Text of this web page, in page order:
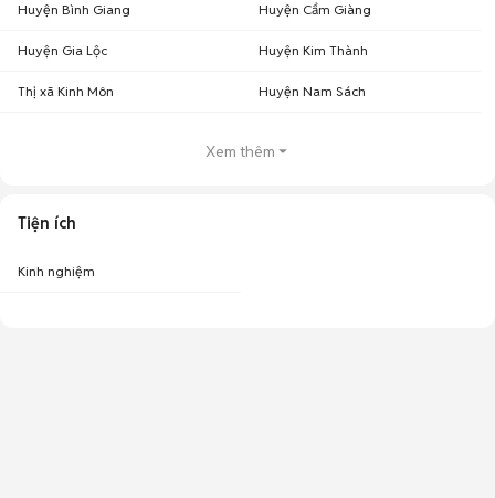
Huyện Bình Giang Huyện Cẩm Giàng
Huyện Gia Lộc Huyện Kim Thành
Thị xã Kinh Môn Huyện Nam Sách
Xem thêm
Tiện ích
Kinh nghiệm